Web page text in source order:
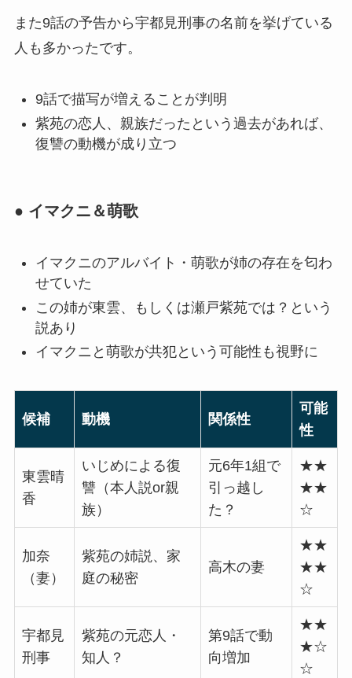
また9話の予告から宇都見刑事の名前を挙げている
人も多かったです。
9話で描写が増えることが判明
紫苑の恋人、親族だったという過去があれば、
復讐の動機が成り立つ
● イマクニ＆萌歌
イマクニのアルバイト・萌歌が姉の存在を匂わ
せていた
この姉が東雲、もしくは瀬戸紫苑では？という
説あり
イマクニと萌歌が共犯という可能性も視野に
候補 動機 関係性
可能
性
東雲晴
香
いじめによる復
讐（本人説or親
族）
元6年1組で
引っ越し
た？
★★
★★
☆
加奈
（妻）
紫苑の姉説、家
庭の秘密
高木の妻
★★
★★
☆
宇都見
刑事
紫苑の元恋人・
知人？
第9話で動
向増加
★★
★☆
☆